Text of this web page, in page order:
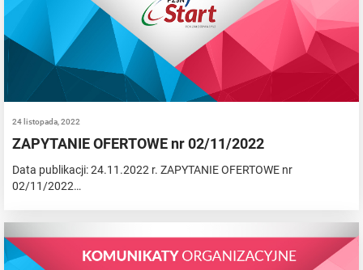
24 listopada, 2022
ZAPYTANIE OFERTOWE nr 02/11/2022
Data publikacji: 24.11.2022 r. ZAPYTANIE OFERTOWE nr
02/11/2022…